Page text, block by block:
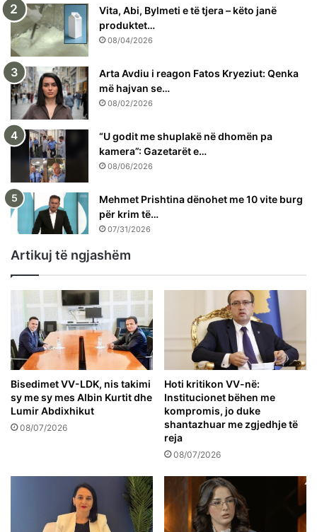
Vita, Abi, Bylmeti e të tjera – këto janë
produktet…
08/04/2026
Arta Avdiu i reagon Fatos Kryeziut: Qenka
më hajvan se…
08/02/2026
“U godit me shuplakë në dhomën pa
kamera”: Gazetarët e…
08/06/2026
Mehmet Prishtina dënohet me 10 vite burg
për krim të…
07/31/2026
Artikuj të ngjashëm
Bisedimet VV-LDK, nis takimi
sy me sy mes Albin Kurtit dhe
Lumir Abdixhikut
08/07/2026
Hoti kritikon VV-në:
Institucionet bëhen me
kompromis, jo duke
shantazhuar me zgjedhje të
reja
08/07/2026